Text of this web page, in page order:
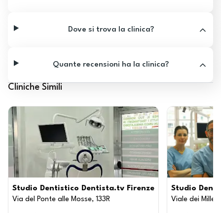
Dove si trova la clinica?
Quante recensioni ha la clinica?
Cliniche Simili
Studio Dentistico Dentista.tv Firenze
Via del Ponte alle Mosse, 133R
Studio
Viale dei Mille,